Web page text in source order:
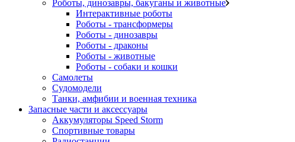
Роботы, динозавры, бакуганы и животные
Интерактивные роботы
Роботы - трансформеры
Роботы - динозавры
Роботы - драконы
Роботы - животные
Роботы - собаки и кошки
Самолеты
Судомодели
Танки, амфибии и военная техника
Запасные части и аксессуары
Аккумуляторы Speed Storm
Спортивные товары